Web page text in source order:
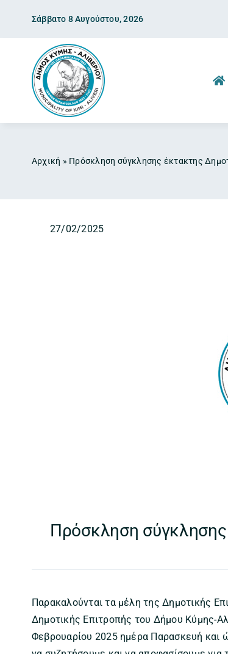
content
Σάββατο 8 Αυγούστου, 2026
Αρχική » Πρόσκληση σύγκλησης έκτακτης
27/02/2025
Πρόσκληση
Παρακαλούνται τα μέλη της Δημοτικής
Δημοτικής Επιτροπής του Δήμου Κύμης-
Φεβρουαρίου 2025 ημέρα Παρασκευή και